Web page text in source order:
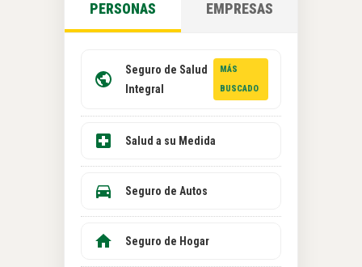
PERSONAS EMPRESAS
Seguro de Salud
Integral
MÁS
BUSCADO
Salud a su Medida
Seguro de Autos
Seguro de Hogar